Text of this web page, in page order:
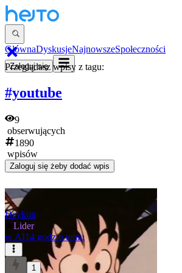
GłównaDyskusjeNajnowszeSpołeczności
Zaloguj się
Przeglądasz wpisy z tagu:
#youtube
9
obserwujących
1890
wpisów
Zaloguj się żeby dodać wpis
Deykun
Lider
w AI14 godzin temu
1